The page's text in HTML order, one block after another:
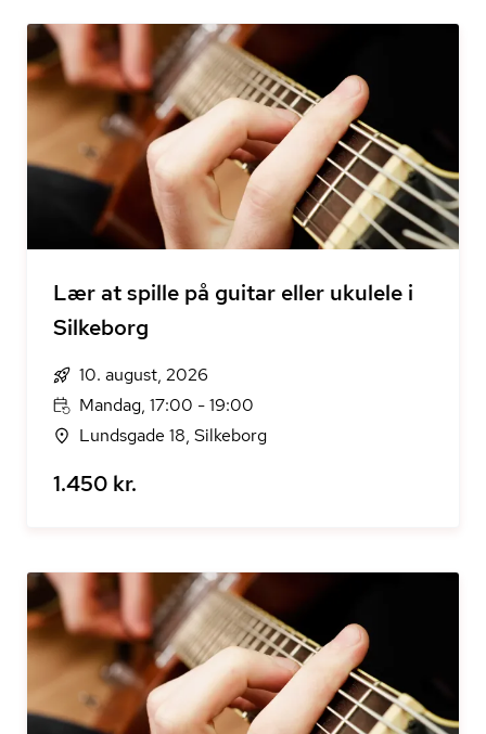
Lær at spille på guitar eller ukulele i
Silkeborg
10. august, 2026
Mandag, 17:00 - 19:00
Lundsgade 18, Silkeborg
1.450 kr.